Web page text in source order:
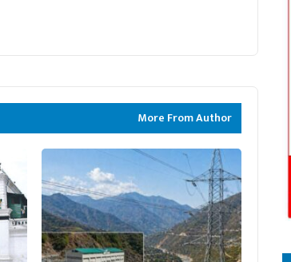
More From Author